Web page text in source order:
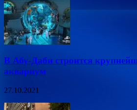
В Абу-Даби строится
аквариум
27.10.2021